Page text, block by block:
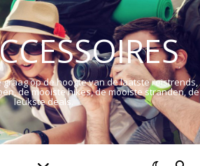
op de hoogte van de laatste reistrends,
de mooiste hikes, de mooiste stranden, de
leukste deals.